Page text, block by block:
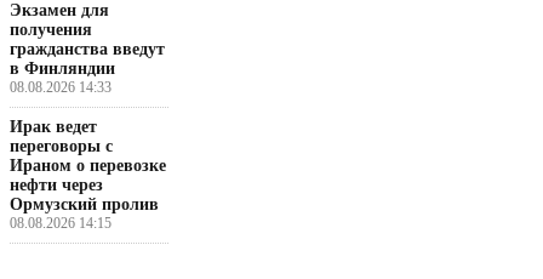
Экзамен для
получения
гражданства введут
в Финляндии
08.08.2026 14:33
Ирак ведет
переговоры с
Ираном о перевозке
нефти через
Ормузский пролив
08.08.2026 14:15